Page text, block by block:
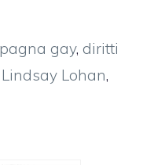
gay, diritti
Lindsay Lohan,